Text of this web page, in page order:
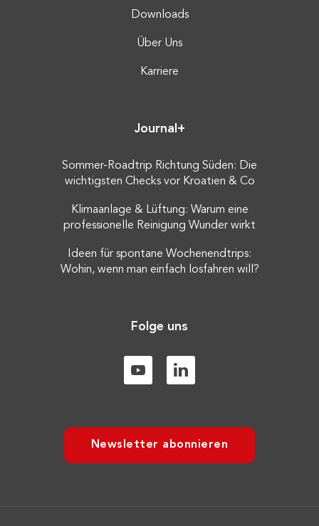
Downloads
Über Uns
Karriere
Journal+
Sommer-Roadtrip Richtung Süden: Die
wichtigsten Checks vor Kroatien & Co
Klimaanlage & Lüftung: Warum eine
professionelle Reinigung Wunder wirkt
Ideen für spontane Wochenendtrips:
Wohin, wenn man einfach losfahren will?
Folge uns
Newsletter abonnieren